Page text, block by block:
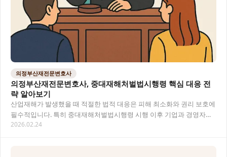
의정부산재전문변호사
의정부산재전문변호사, 중대재해처벌법시행령 핵심 대응 전
략 알아보기
산업재해가 발생했을 때 적절한 법적 대응은 피해 최소화와 권리 보호에
필수적입니다. 특히 중대재해처벌법시행령 시행 이후 기업과 경영자의
책임이 강화되어 전문적인 법률 조력이 더욱…
2026.02.24